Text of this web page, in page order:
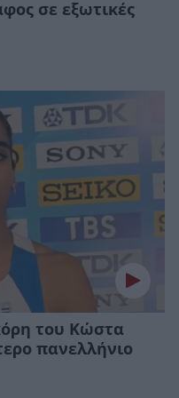
σε εξωτικές
του Κώστα
πανελλήνιο